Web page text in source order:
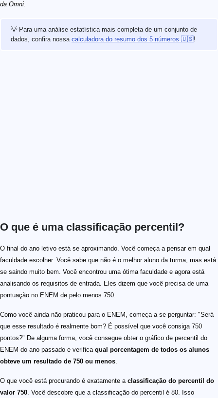
da Omni.
💡 Para uma análise estatística mais completa de um conjunto de
dados, confira nossa calculadora do resumo dos 5 números 🇺🇸!
O que é uma classificação percentil?
O final do ano letivo está se aproximando. Você começa a pensar em qual
faculdade escolher. Você sabe que não é o melhor aluno da turma, mas está
se saindo muito bem. Você encontrou uma ótima faculdade e agora está
analisando os requisitos de entrada. Eles dizem que você precisa de uma
pontuação no ENEM de pelo menos 750.
Como você ainda não praticou para o ENEM, começa a se perguntar: "Será
que esse resultado é realmente bom? É possível que você consiga 750
pontos?" De alguma forma, você consegue obter o gráfico de percentil do
ENEM do ano passado e verifica qual porcentagem de todos os alunos
obteve um resultado de 750 ou menos.
O que você está procurando é exatamente a classificação do percentil do
valor 750. Você descobre que a classificação do percentil é 80. Isso